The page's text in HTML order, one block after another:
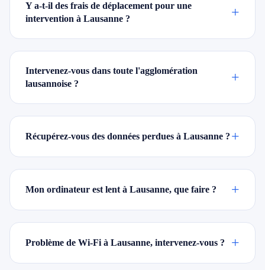
Y a-t-il des frais de déplacement pour une
intervention à Lausanne ?
+
Intervenez-vous dans toute l'agglomération
lausannoise ?
+
Récupérez-vous des données perdues à Lausanne ? +
Mon ordinateur est lent à Lausanne, que faire ? +
Problème de Wi-Fi à Lausanne, intervenez-vous ? +